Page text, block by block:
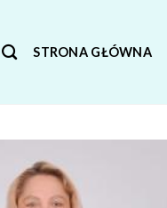
STRONA GŁÓWNA